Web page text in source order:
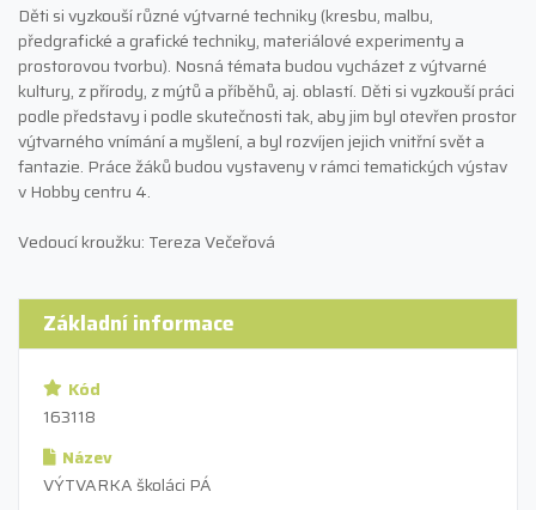
Děti si vyzkouší různé výtvarné techniky (kresbu, malbu,
předgrafické a grafické techniky, materiálové experimenty a
prostorovou tvorbu). Nosná témata budou vycházet z výtvarné
kultury, z přírody, z mýtů a příběhů, aj. oblastí. Děti si vyzkouší práci
podle představy i podle skutečnosti tak, aby jim byl otevřen prostor
výtvarného vnímání a myšlení, a byl rozvíjen jejich vnitřní svět a
fantazie. Práce žáků budou vystaveny v rámci tematických výstav
v Hobby centru 4.
Vedoucí kroužku: Tereza Večeřová
Základní informace
Kód
163118
Název
VÝTVARKA školáci PÁ